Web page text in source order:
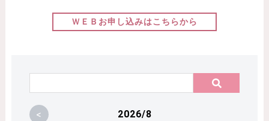
ＷＥＢお申し込みはこちらから
<
2026/8